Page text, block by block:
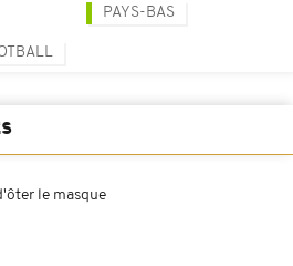
PAYS-BAS
le masque